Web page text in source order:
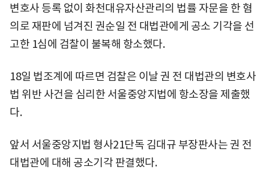
변호사 등록 없이 화천대유자산관리의 법률 자문을 한 혐
의로 재판에 넘겨진 권순일 전 대법관에게 공소 기각을 선
고한 1심에 검찰이 불복해 항소했다.
18일 법조계에 따르면 검찰은 이날 권 전 대법관의 변호사
법 위반 사건을 심리한 서울중앙지법에 항소장을 제출했
다.
앞서 서울중앙지법 형사21단독 김대규 부장판사는 권 전
대법관에 대해 공소기각 판결했다.